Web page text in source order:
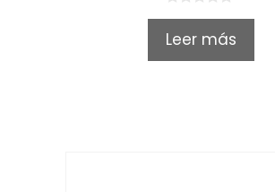
0
u
Leer más